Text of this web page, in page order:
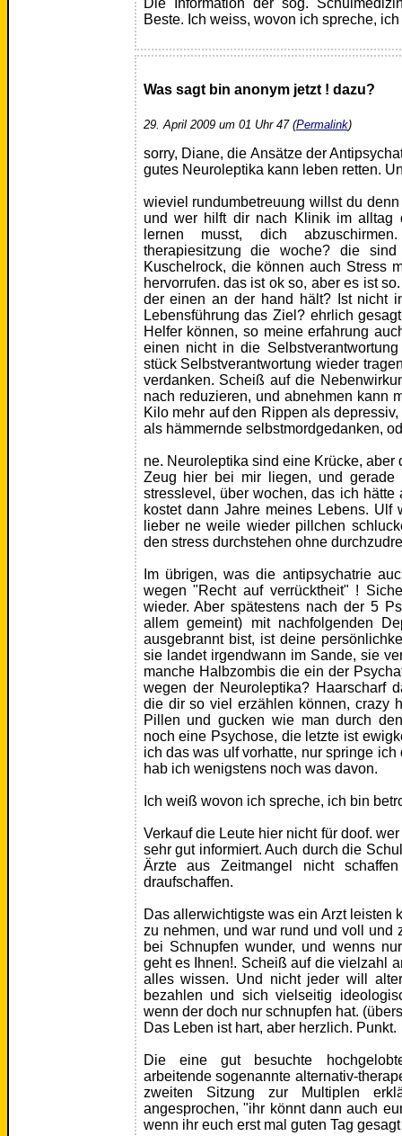
Beste. Ich weiss, wovon ich spreche,
Was sagt bin anonym jetzt ! dazu?
29. April 2009 um 01 Uhr 47 (Permalink)
sorry, Diane, die Ansätze der
gutes Neuroleptika kann leben retten.
wieviel rundumbetreuung willst du
und wer hilft dir nach Klinik im alltag
lernen musst, dich
therapiesitzung die woche? die
Kuschelrock, die können auch Stress
hervorrufen. das ist ok so, aber es ist
der einen an der hand hält? Ist nicht
Lebensführung das Ziel? ehrlich
Helfer können, so meine erfahrung
einen nicht in die
stück Selbstverantwortung wieder
verdanken. Scheiß auf die
nach reduzieren, und abnehmen kann
Kilo mehr auf den Rippen als
als hämmernde selbstmordgedanken,
ne. Neuroleptika sind eine Krücke, aber
Zeug hier bei mir liegen, und gerade
stresslevel, über wochen, das ich
kostet dann Jahre meines Lebens.
lieber ne weile wieder pillchen
den stress durchstehen ohne
Im übrigen, was die antipsychatrie
wegen "Recht auf verrücktheit" !
wieder. Aber spätestens nach der 5
allem gemeint) mit nachfolgenden
ausgebrannt bist, ist deine
sie landet irgendwann im Sande, sie
manche Halbzombis die ein der
wegen der Neuroleptika? Haarscharf
die dir so viel erzählen können, crazy
Pillen und gucken wie man durch
noch eine Psychose, die letzte ist
ich das was ulf vorhatte, nur springe
hab ich wenigstens noch was davon.
Ich weiß wovon ich spreche, ich bin
Verkauf die Leute hier nicht für doof.
sehr gut informiert. Auch durch die
Ärzte aus Zeitmangel nicht
draufschaffen.
Das allerwichtigste was ein Arzt leisten
zu nehmen, und war rund und voll und
bei Schnupfen wunder, und wenns
geht es Ihnen!. Scheiß auf die vielzahl
alles wissen. Und nicht jeder will
bezahlen und sich vielseitig
wenn der doch nur schnupfen hat.
Das Leben ist hart, aber herzlich. Punkt.
Die eine gut besuchte
arbeitende sogenannte alternativ-
zweiten Sitzung zur Multiplen
angesprochen, "ihr könnt dann auch
wenn ihr euch erst mal guten Tag